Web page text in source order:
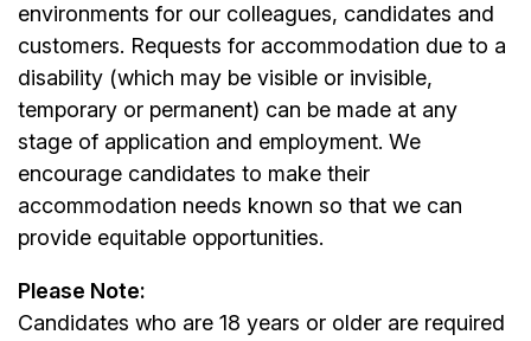
environments for our colleagues, candidates and
customers. Requests for accommodation due to a
disability (which may be visible or invisible,
temporary or permanent) can be made at any
stage of application and employment. We
encourage candidates to make their
accommodation needs known so that we can
provide equitable opportunities.
Please Note:
Candidates who are 18 years or older are required